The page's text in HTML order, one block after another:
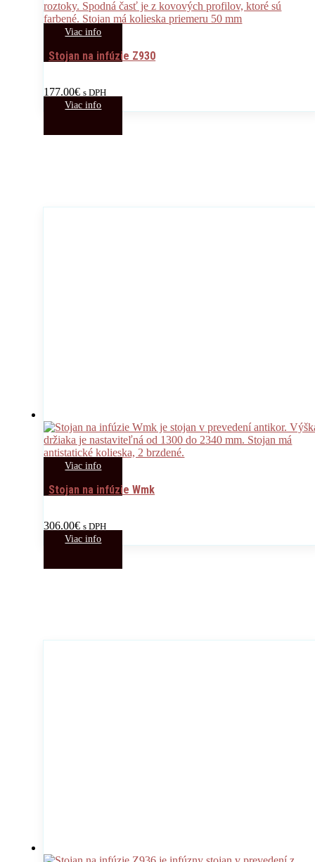
Viac info
Stojan na infúzie Z930
177.00€ s DPH
Viac info
Viac info
Stojan na infúzie Wmk
306.00€ s DPH
Viac info